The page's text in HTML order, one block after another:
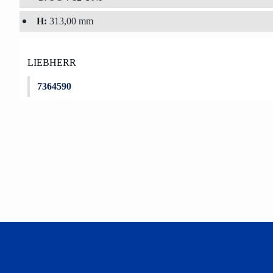
H: 313,00 mm
LIEBHERR
7364590
Ürün bilgilerinde hatalar bulunuyor.